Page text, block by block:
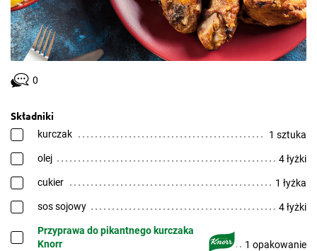
0
Składniki
kurczak 1 sztuka
olej 4 łyżki
cukier 1 łyżka
sos sojowy 4 łyżki
Przyprawa do pikantnego kurczaka
Knorr
1 opakowanie